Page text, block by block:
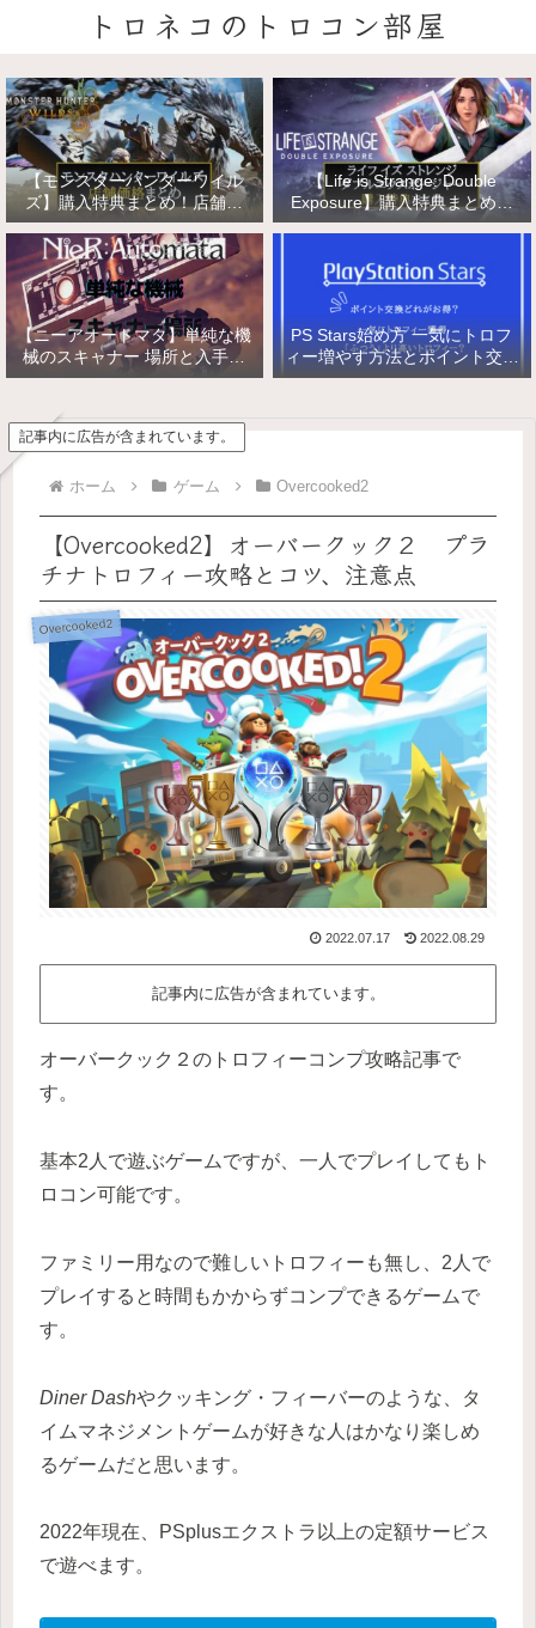
トロネコのトロコン部屋
【モンスターハンターワイル
ズ】購入特典まとめ！店舗特
典・店舗価格比較！
【Life is Strange: Double
Exposure】購入特典まとめ！
店舗特典・店舗価格比較！ライ
スポージャー
【ニーアオートマタ】単純な機
械のスキャナー 場所と入手方
法/複雑な機械と精巧な機械の
PS Stars始め方 一気にトロフ
ィー増やす方法とポイント交換
【PlayStation Stars】
記事内に広告が含まれています。
ホーム ゲーム Overcooked2
【Overcooked2】オーバークック２ プラ
チナトロフィー攻略とコツ、注意点
Overcooked2
2022.07.17 2022.08.29
記事内に広告が含まれています。
オーバークック２のトロフィーコンプ攻略記事で
す。
基本2人で遊ぶゲームですが、一人でプレイしてもト
ロコン可能です。
ファミリー用なので難しいトロフィーも無し、2人で
プレイすると時間もかからずコンプできるゲームで
す。
Diner Dashやクッキング・フィーバーのような、タ
イムマネジメントゲームが好きな人はかなり楽しめ
るゲームだと思います。
2022年現在、PSplusエクストラ以上の定額サービス
で遊べます。